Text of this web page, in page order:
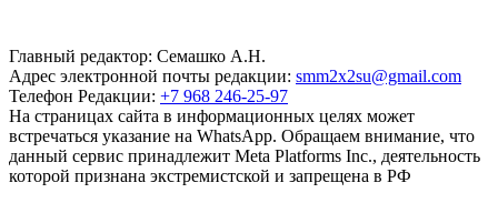
Главный редактор: Семашко А.Н.
Адрес электронной почты редакции: smm2x2su@gmail.com
Телефон Редакции: +7 968 246-25-97
На страницах сайта в информационных целях может
встречаться указание на WhatsApp. Обращаем внимание, что
данный сервис принадлежит Meta Platforms Inc., деятельность
которой признана экстремистской и запрещена в РФ